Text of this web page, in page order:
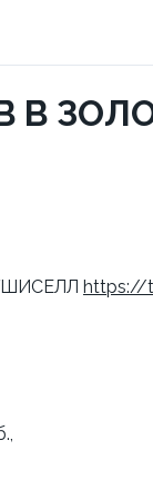
https://